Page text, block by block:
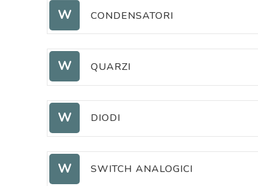
RESISTENZE
W CONDENSATORI
CONDENSATORI
W QUARZI
QUARZI
W DIODI
DIODI
W SWITCH ANALOGICI